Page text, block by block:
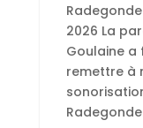
2026 La
Goulaine a
remettre à